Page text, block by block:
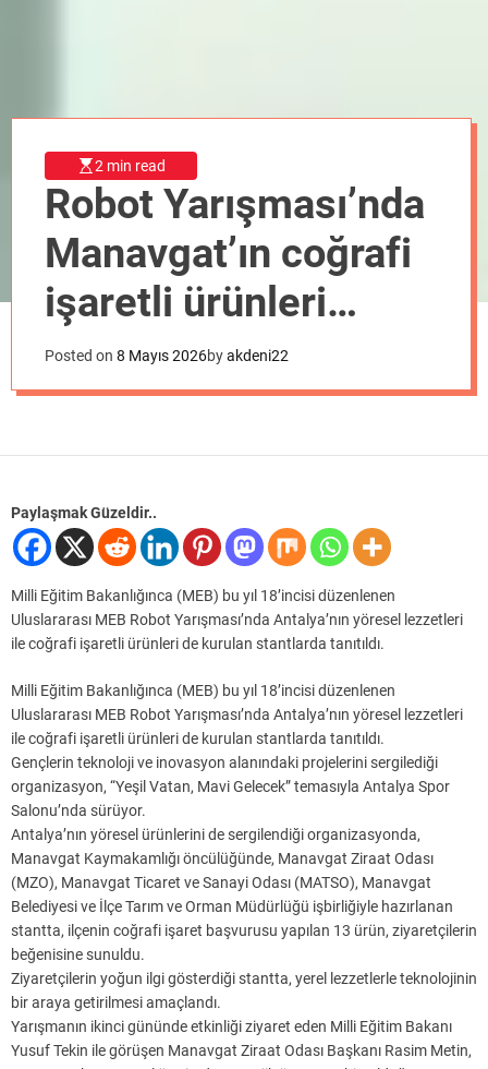
2 min read
Robot Yarışması’nda
Manavgat’ın coğrafi
işaretli ürünleri
tanıtıldı
Posted on 8 Mayıs 2026byakdeni22
Paylaşmak Güzeldir..
Milli Eğitim Bakanlığınca (MEB) bu yıl 18’incisi düzenlenen
Uluslararası MEB Robot Yarışması’nda Antalya’nın yöresel lezzetleri
ile coğrafi işaretli ürünleri de kurulan stantlarda tanıtıldı.
Milli Eğitim Bakanlığınca (MEB) bu yıl 18’incisi düzenlenen
Uluslararası MEB Robot Yarışması’nda Antalya’nın yöresel lezzetleri
ile coğrafi işaretli ürünleri de kurulan stantlarda tanıtıldı.
Gençlerin teknoloji ve inovasyon alanındaki projelerini sergilediği
organizasyon, “Yeşil Vatan, Mavi Gelecek” temasıyla Antalya Spor
Salonu’nda sürüyor.
Antalya’nın yöresel ürünlerini de sergilendiği organizasyonda,
Manavgat Kaymakamlığı öncülüğünde, Manavgat Ziraat Odası
(MZO), Manavgat Ticaret ve Sanayi Odası (MATSO), Manavgat
Belediyesi ve İlçe Tarım ve Orman Müdürlüğü işbirliğiyle hazırlanan
stantta, ilçenin coğrafi işaret başvurusu yapılan 13 ürün, ziyaretçilerin
beğenisine sunuldu.
Ziyaretçilerin yoğun ilgi gösterdiği stantta, yerel lezzetlerle teknolojinin
bir araya getirilmesi amaçlandı.
Yarışmanın ikinci gününde etkinliği ziyaret eden Milli Eğitim Bakanı
Yusuf Tekin ile görüşen Manavgat Ziraat Odası Başkanı Rasim Metin,